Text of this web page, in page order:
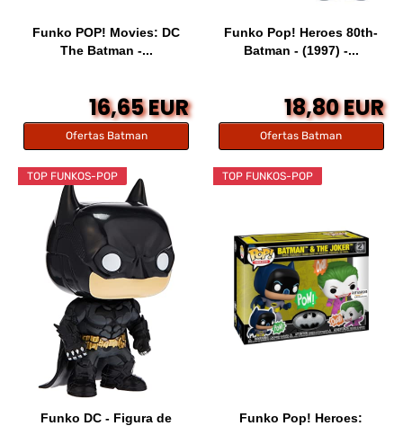
Funko POP! Movies: DC
The Batman -...
16,65 EUR
Ofertas Batman
Funko Pop! Heroes 80th-
Batman - (1997) -...
18,80 EUR
Ofertas Batman
TOP FUNKOS-POP
Funko DC - Figura de
TOP FUNKOS-POP
Funko Pop! Heroes: